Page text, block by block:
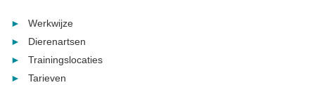
Werkwijze
Dierenartsen
Trainingslocaties
Tarieven